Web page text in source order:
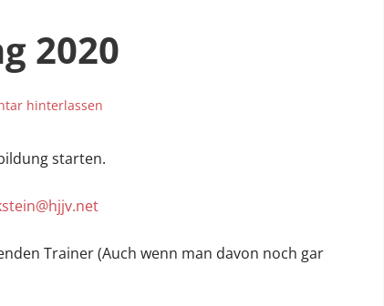
2020
hinterlassen
starten.
Trainer (Auch wenn man davon noch gar